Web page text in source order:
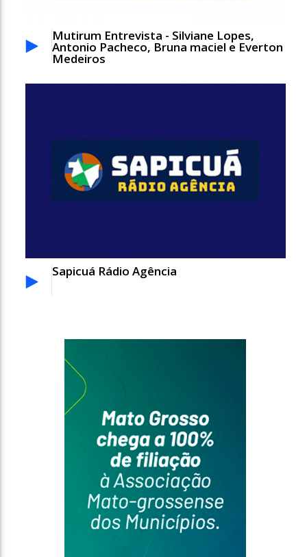
Mutirum Entrevista - Silviane Lopes,
Antonio Pacheco, Bruna maciel e Everton
Medeiros
Sapicuá Rádio Agência